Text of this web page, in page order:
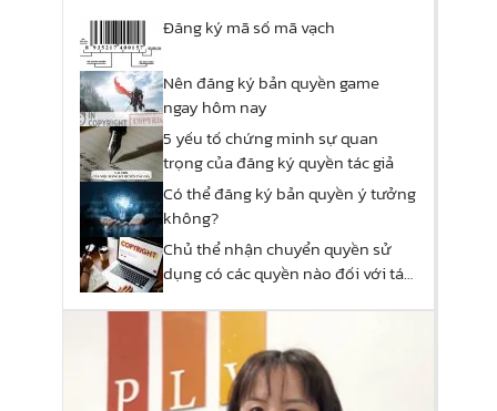
Đăng ký mã số mã vạch
Nên đăng ký bản quyền game
ngay hôm nay
5 yếu tố chứng minh sự quan
trọng của đăng ký quyền tác giả
Có thể đăng ký bản quyền ý tưởng
không?
Chủ thể nhận chuyển quyền sử
dụng có các quyền nào đối với tác